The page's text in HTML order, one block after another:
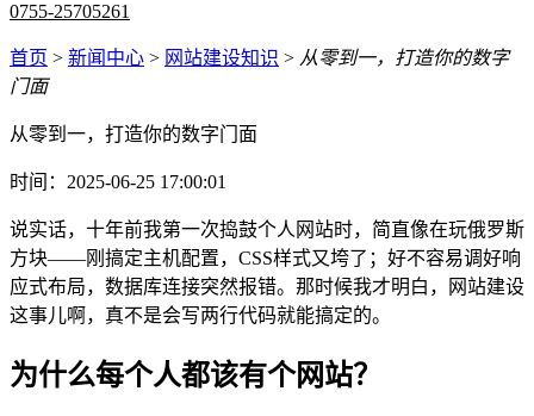
0755-25705261
首页 > 新闻中心 > 网站建设知识 > 从零到一，打造你的数字
门面
从零到一，打造你的数字门面
时间：2025-06-25 17:00:01
说实话，十年前我第一次捣鼓个人网站时，简直像在玩俄罗斯
方块——刚搞定主机配置，CSS样式又垮了；好不容易调好响
应式布局，数据库连接突然报错。那时候我才明白，网站建设
这事儿啊，真不是会写两行代码就能搞定的。
为什么每个人都该有个网站？